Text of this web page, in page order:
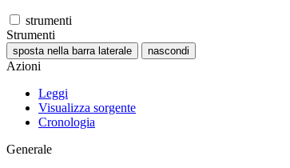
strumenti
Strumenti
sposta nella barra laterale nascondi
Azioni
Leggi
Visualizza sorgente
Cronologia
Generale